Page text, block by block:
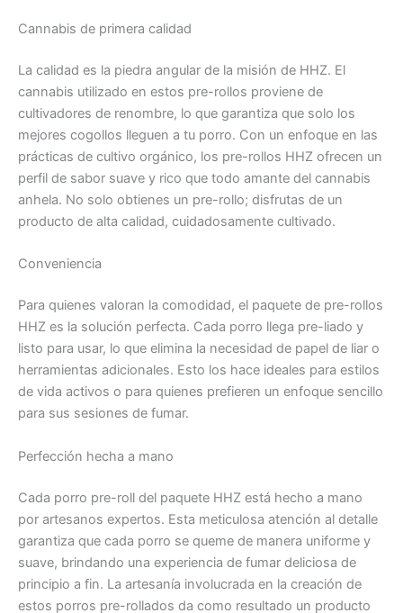
Cannabis de primera calidad
La calidad es la piedra angular de la misión de HHZ. El
cannabis utilizado en estos pre-rollos proviene de
cultivadores de renombre, lo que garantiza que solo los
mejores cogollos lleguen a tu porro. Con un enfoque en las
prácticas de cultivo orgánico, los pre-rollos HHZ ofrecen un
perfil de sabor suave y rico que todo amante del cannabis
anhela. No solo obtienes un pre-rollo; disfrutas de un
producto de alta calidad, cuidadosamente cultivado.
Conveniencia
Para quienes valoran la comodidad, el paquete de pre-rollos
HHZ es la solución perfecta. Cada porro llega pre-liado y
listo para usar, lo que elimina la necesidad de papel de liar o
herramientas adicionales. Esto los hace ideales para estilos
de vida activos o para quienes prefieren un enfoque sencillo
para sus sesiones de fumar.
Perfección hecha a mano
Cada porro pre-roll del paquete HHZ está hecho a mano
por artesanos expertos. Esta meticulosa atención al detalle
garantiza que cada porro se queme de manera uniforme y
suave, brindando una experiencia de fumar deliciosa de
principio a fin. La artesanía involucrada en la creación de
estos porros pre-rollados da como resultado un producto